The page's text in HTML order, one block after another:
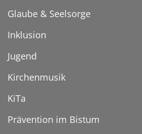
Glaube & Seelsorge
Inklusion
Jugend
Kirchenmusik
KiTa
Prävention im Bistum